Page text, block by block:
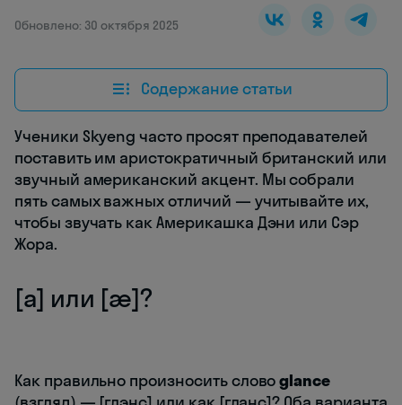
Обновлено: 30 октября 2025
Содержание статьи
Ученики Skyeng часто просят преподавателей
поставить им аристократичный британский или
звучный американский акцент. Мы собрали
пять самых важных отличий — учитывайте их,
чтобы звучать как Америкашка Дэни или Сэр
Жора.
[а] или [æ]?
Как правильно произносить словоglance